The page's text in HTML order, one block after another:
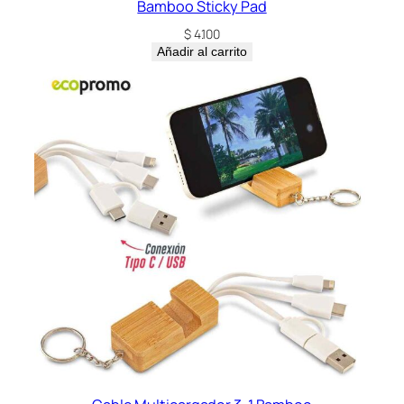
Bamboo Sticky Pad
$4.100
Añadir al carrito